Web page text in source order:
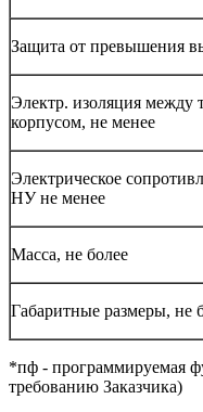
Защита от превышения
Электр. изоляция между
корпусом, не менее
Электрическое
НУ не менее
Масса, не более
Габаритные размеры, не
*пф - программируемая
требованию Заказчика)